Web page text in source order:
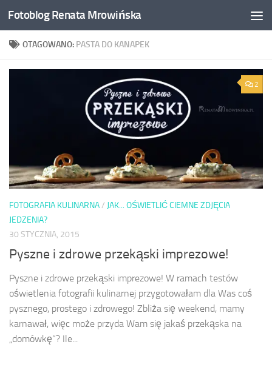
Przeskocz do treści
Fotoblog Renata Mrowińska
OTAGOWANO: PASTA DO KANAPEK
2
FOTOGRAFIA KULINARNA/ JAK... OŚWIETLIĆ CIEMNE ZDJĘCIA
JEDZENIA?
30 STYCZNIA, 2015
Pyszne i zdrowe przekąski imprezowe!
Pyszne i zdrowe przekąski imprezowe! W ramach testów
oświetlenia fotografii kulinarnej przygotowałam dla Was coś
pysznego, prostego i zdrowego! Zbliża się weekend, mamy
karnawał, więc może przyda Wam się jakaś przekąska na
„domówkę”? Ile...